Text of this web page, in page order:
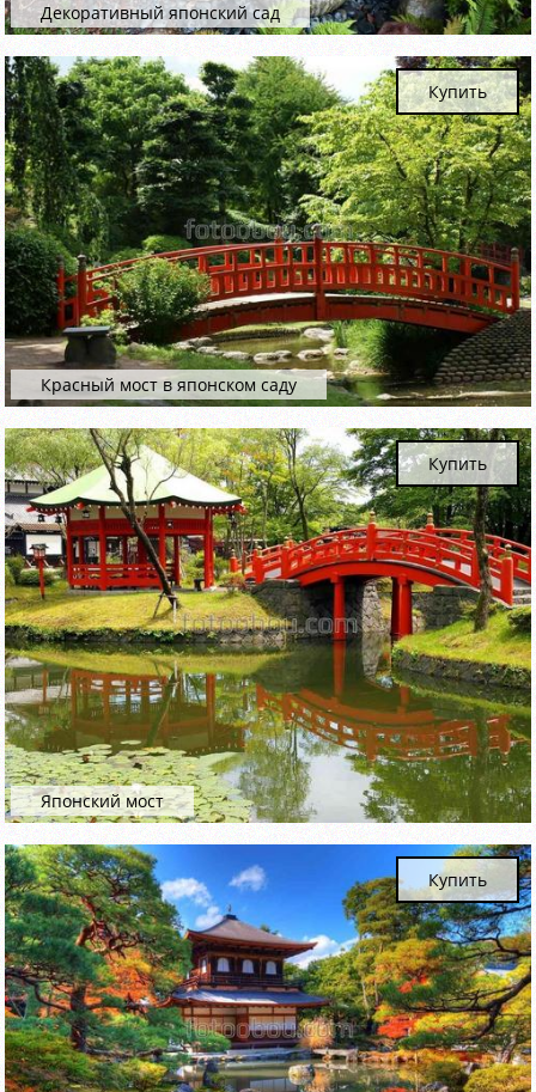
Декоративный японский сад
Красный мост в японском саду
Купить
Японский мост
Купить
Купить